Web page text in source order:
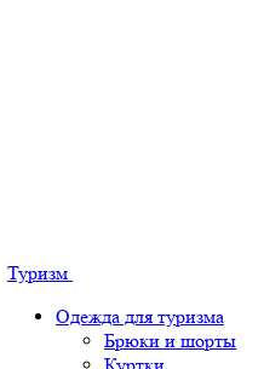
Туризм
Одежда для туризма
Брюки и шорты